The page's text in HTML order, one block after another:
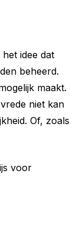
idee dat
beheerd.
maakt.
niet kan
Of, zoals
voor